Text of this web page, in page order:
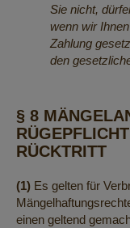
Sie nicht,
wenn wir
Zahlung
den
§ 8
RÜCKTRITT
(1) Es gelten für
einen geltend